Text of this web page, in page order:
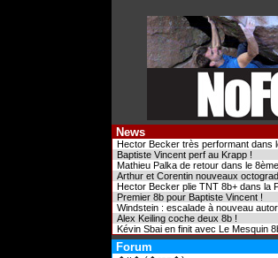
News
Hector Becker très performant dans
Baptiste Vincent perf au Krapp !
Mathieu Palka de retour dans le
Arthur et Corentin nouveaux
Hector Becker plie TNT 8b+ dans la
Premier 8b pour Baptiste Vincent !
Windstein : escalade à nouveau
Alex Keiling coche deux 8b !
Kévin Sbai en finit avec Le Mesquin
Forum